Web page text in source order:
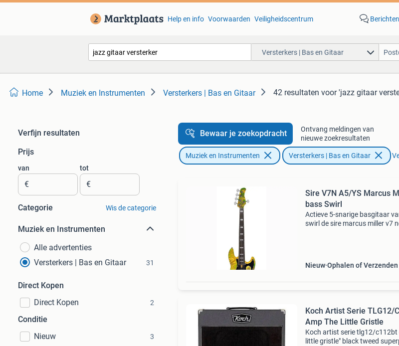
Help en info Voorwaarden Veiligheidscentrum Berichten
Versterkers | Bas en Gitaar
Home Muziek en Instrumenten Versterkers | Bas en Gitaar 42 resultaten voor 'jazz gitaar
Verfijn resultaten
Prijs
van
€
tot
€
Categorie Wis de categorie
Muziek en Instrumenten
Alle advertenties
Versterkers | Bas en Gitaar
31
Direct Kopen
Direct Kopen
2
Conditie
Nieuw
3
Bewaar je zoekopdracht
Ontvang meldingen van
nieuwe zoekresultaten
Muziek en Instrumenten Versterkers | Bas en Gitaar
Sire V7N A5/YS Marcus
bass Swirl
Actieve 5-snarige basgitaar
swirl de sire marcus miller v7
Nieuw Ophalen of Verzenden
Koch Artist Serie TLG12/
Amp The Little Gristle
Koch artist serie tlg12/
little gristle" black tweed